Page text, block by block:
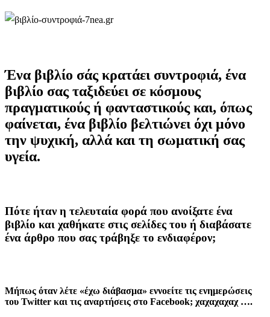
Ένα βιβλίο σάς κρατάει συντροφιά, ένα
βιβλίο σας ταξιδεύει σε κόσμους
πραγματικούς ή φανταστικούς και, όπως
φαίνεται, ένα βιβλίο βελτιώνει όχι μόνο
την ψυχική, αλλά και τη σωματική σας
υγεία.
Πότε ήταν η τελευταία φορά που ανοίξατε ένα
βιβλίο και χαθήκατε στις σελίδες του ή διαβάσατε
ένα άρθρο που σας τράβηξε το ενδιαφέρον;
Μήπως όταν λέτε «έχω διάβασμα» εννοείτε τις ενημερώσεις
του Twitter και τις αναρτήσεις στο Facebook; χαχαχαχαχ ….